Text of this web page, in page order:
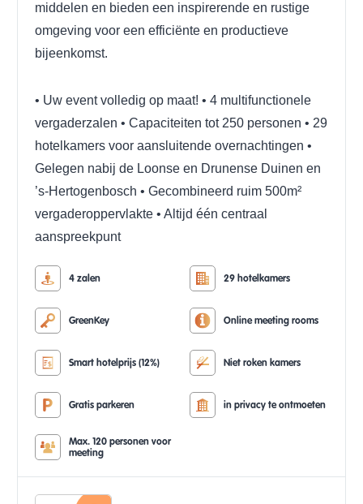
middelen en bieden een inspirerende en rustige
omgeving voor een efficiënte en productieve
bijeenkomst.
• Uw event volledig op maat! • 4 multifunctionele
vergaderzalen • Capaciteiten tot 250 personen • 29
hotelkamers voor aansluitende overnachtingen •
Gelegen nabij de Loonse en Drunense Duinen en
’s-Hertogenbosch • Gecombineerd ruim 500m²
vergaderoppervlakte • Altijd één centraal
aanspreekpunt
4 zalen 29 hotelkamers
GreenKey Online meeting rooms
Smart hotelprijs (12%) Niet roken kamers
Gratis parkeren in privacy te ontmoeten
Max. 120 personen voor
meeting